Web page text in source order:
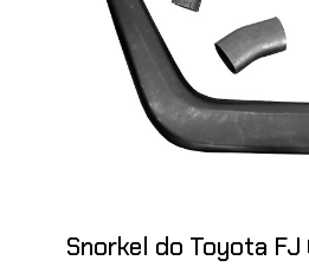
Snorkel do Toyota FJ